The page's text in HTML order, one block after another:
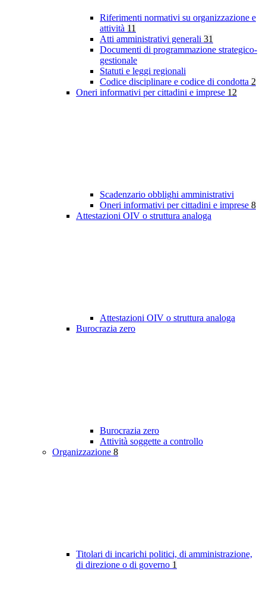
Riferimenti normativi su organizzazione e
attività 11
Atti amministrativi generali 31
Documenti di programmazione strategico-
gestionale
Statuti e leggi regionali
Codice disciplinare e codice di condotta 2
Oneri informativi per cittadini e imprese 12
Scadenzario obblighi amministrativi
Oneri informativi per cittadini e imprese 8
Attestazioni OIV o struttura analoga
Attestazioni OIV o struttura analoga
Burocrazia zero
Burocrazia zero
Attività soggette a controllo
Organizzazione 8
Titolari di incarichi politici, di amministrazione,
di direzione o di governo 1